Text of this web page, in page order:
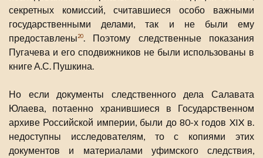
секретных комиссий, считавшиеся особо важными
государственными делами, так и не были ему
предоставлены20. Поэтому следственные показания
Пугачева и его сподвижников не были использованы в
книге А.С. Пушкина.
Но если документы следственного дела Салавата
Юлаева, потаенно хранившиеся в Государственном
архиве Российской империи, были до 80-х годов XIX в.
недоступны исследователям, то с копиями этих
документов и материалами уфимского следствия,